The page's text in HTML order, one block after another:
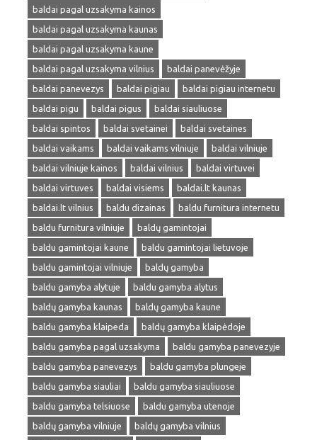
baldai pagal uzsakyma kainos
baldai pagal uzsakyma kaunas
baldai pagal uzsakyma kaune
baldai pagal uzsakyma vilnius
baldai panevėžyje
baldai panevezys
baldai pigiau
baldai pigiau internetu
baldai pigu
baldai pigus
baldai siauliuose
baldai spintos
baldai svetainei
baldai svetaines
baldai vaikams
baldai vaikams vilniuje
baldai vilniuje
baldai vilniuje kainos
baldai vilnius
baldai virtuvei
baldai virtuves
baldai visiems
baldai.lt kaunas
baldai.lt vilnius
baldu dizainas
baldu furnitura internetu
baldu furnitura vilniuje
baldų gamintojai
baldu gamintojai kaune
baldu gamintojai lietuvoje
baldu gamintojai vilniuje
baldų gamyba
baldu gamyba alytuje
baldu gamyba alytus
baldų gamyba kaunas
baldų gamyba kaune
baldu gamyba klaipeda
baldų gamyba klaipėdoje
baldu gamyba pagal uzsakyma
baldu gamyba panevezyje
baldu gamyba panevezys
baldu gamyba plungeje
baldu gamyba siauliai
baldu gamyba siauliuose
baldu gamyba telsiuose
baldu gamyba utenoje
baldų gamyba vilniuje
baldų gamyba vilnius